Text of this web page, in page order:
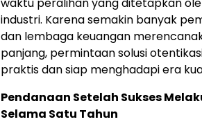
industri. Karena semakin banyak
dan lembaga keuangan
panjang, permintaan solusi
praktis dan siap menghadapi era
Pendanaan Setelah Sukses
Selama Satu Tahun